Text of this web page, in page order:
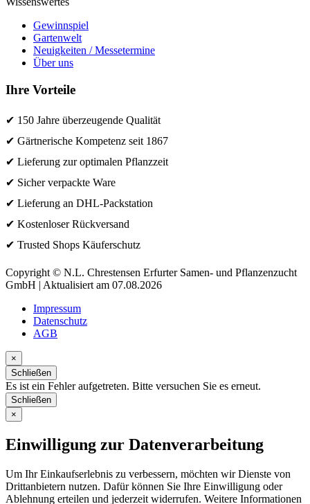
Gewinnspiel
Gartenwelt
Neuigkeiten / Messetermine
Über uns
Ihre Vorteile
✔ 150 Jahre überzeugende Qualität
✔ Gärtnerische Kompetenz seit 1867
✔ Lieferung zur optimalen Pflanzzeit
✔ Sicher verpackte Ware
✔ Lieferung an DHL-Packstation
✔ Kostenloser Rückversand
✔ Trusted Shops Käuferschutz
Copyright © N.L. Chrestensen Erfurter Samen- und Pflanzenzucht
GmbH | Aktualisiert am 07.08.2026
Impressum
Datenschutz
AGB
×
Schließen
Es ist ein Fehler aufgetreten. Bitte versuchen Sie es erneut.
Schließen
×
Einwilligung zur Datenverarbeitung
Um Ihr Einkaufserlebnis zu verbessern, möchten wir Dienste von
Drittanbietern nutzen. Dafür können Sie Ihre Einwilligung oder
Ablehnung erteilen und jederzeit widerrufen. Weitere Informationen